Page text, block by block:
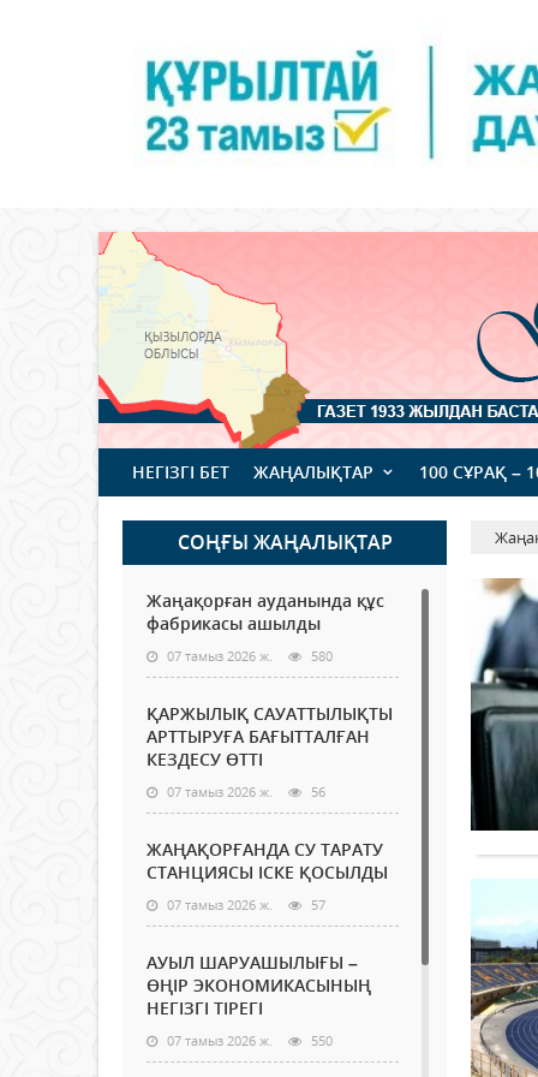
НЕГІЗГІ БЕТ ЖАҢАЛЫҚТАР 100 СҰРАҚ –
СОҢҒЫ ЖАҢАЛЫҚТАР
Жаңақорған ауданында құс
фабрикасы ашылды
07 тамыз 2026 ж. 580
ҚАРЖЫЛЫҚ САУАТТЫЛЫҚТЫ
АРТТЫРУҒА БАҒЫТТАЛҒАН
КЕЗДЕСУ ӨТТІ
07 тамыз 2026 ж. 56
ЖАҢАҚОРҒАНДА СУ ТАРАТУ
СТАНЦИЯСЫ ІСКЕ ҚОСЫЛДЫ
07 тамыз 2026 ж. 57
АУЫЛ ШАРУАШЫЛЫҒЫ –
ӨҢІР ЭКОНОМИКАСЫНЫҢ
НЕГІЗГІ ТІРЕГІ
07 тамыз 2026 ж. 550